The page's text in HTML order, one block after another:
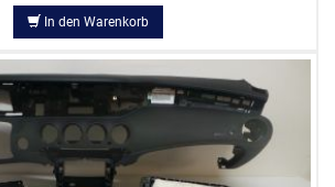
In den Warenkorb